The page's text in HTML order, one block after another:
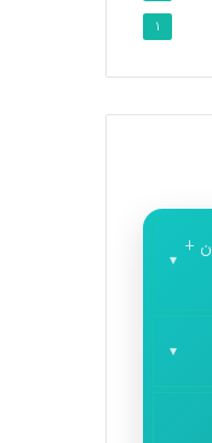
1
در منطقه 1 تهران +